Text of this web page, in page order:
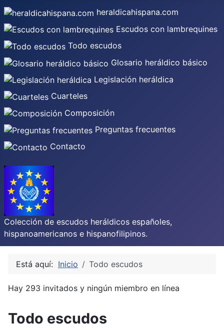
heraldicahispana.com
Escudos con lambrequines
Todo escudos
Glosario heráldico básico
Legislación heráldica
Cuarteles
Composición
Preguntas frecuentes
Contacto
Colección de escudos heráldicos españoles,
hispanoamericanos e hispanofilipinos.
Está aquí: Inicio Todo escudos
Hay 293 invitados y ningún miembro en línea
Todo escudos